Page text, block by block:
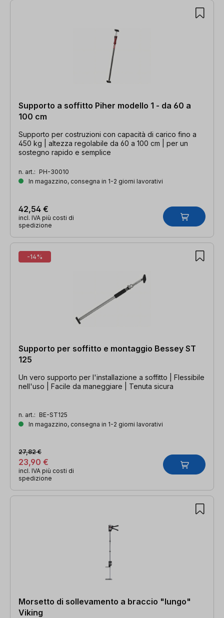
Supporto a soffitto Piher modello 1 - da 60 a
100 cm
Supporto per costruzioni con capacità di carico fino a
450 kg | altezza regolabile da 60 a 100 cm | per un
sostegno rapido e semplice
n. art.: PH-30010
In magazzino, consegna in 1-2 giorni lavorativi
42,54 €
incl. IVA più costi di
spedizione
-14%
Supporto per soffitto e montaggio Bessey ST
125
Un vero supporto per l'installazione a soffitto | Flessibile
nell'uso | Facile da maneggiare | Tenuta sicura
n. art.: BE-ST125
In magazzino, consegna in 1-2 giorni lavorativi
23,90 €
27,82 €
incl. IVA più costi di
spedizione
Morsetto di sollevamento a braccio "lungo"
Viking